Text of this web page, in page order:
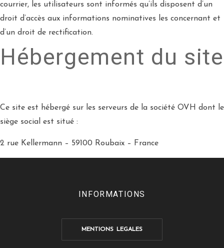
courrier, les utilisateurs sont informés qu’ils disposent d’un
droit d’accès aux informations nominatives les concernant et
d’un droit de rectification.
Hébergement du site
Ce site est hébergé sur les serveurs de la société OVH dont le
siège social est situé :
2 rue Kellermann – 59100 Roubaix – France
INFORMATIONS
MENTIONS LEGALES